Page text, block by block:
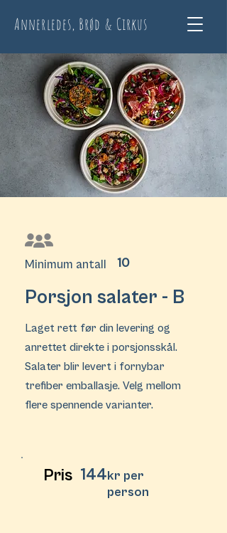
Annerledes, Brød & Cirkus
Minimum antall 10
Porsjon salater - B
Laget rett før din levering og
anrettet direkte i porsjonsskål.
Salater blir levert i fornybar
trefiber emballasje. Velg mellom
flere spennende varianter.
Pris 144kr per
person